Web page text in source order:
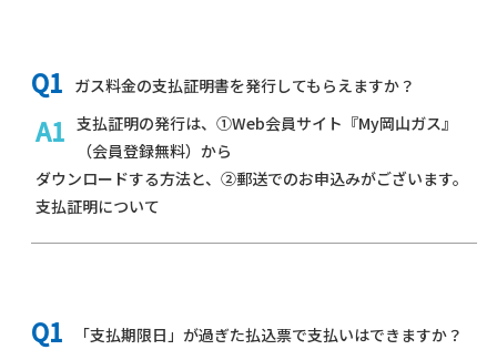
ガス料金の支払証明書を発行してもらえますか？
支払証明の発行は、①Web会員サイト『My岡山ガス』
（会員登録無料）から
ダウンロードする方法と、②郵送でのお申込みがございます。
支払証明について
「支払期限日」が過ぎた払込票で支払いはできますか？